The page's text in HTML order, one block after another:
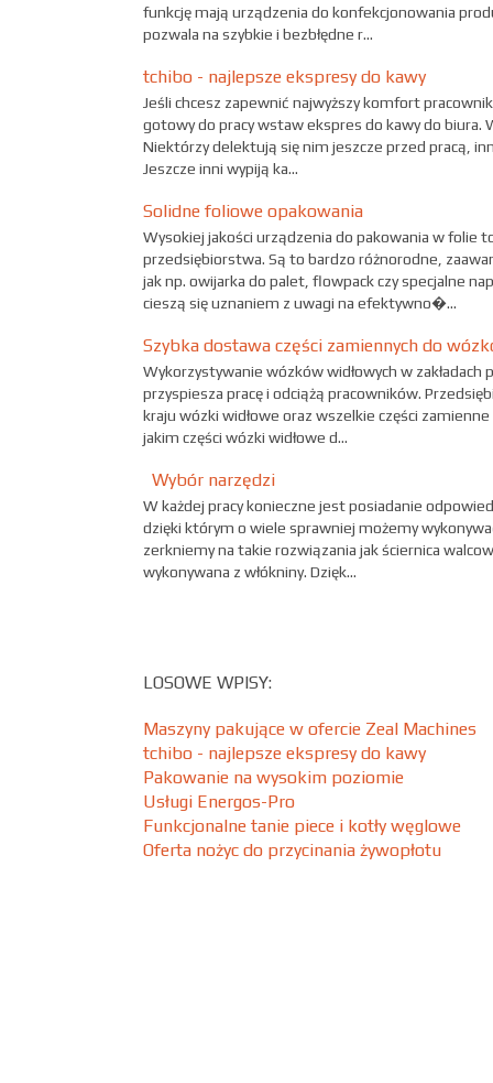
funkcję mają urządzenia do konfekcjonowania
pozwala na szybkie i bezbłędne r...
tchibo - najlepsze ekspresy do kawy
Jeśli chcesz zapewnić najwyższy komfort
gotowy do pracy wstaw ekspres do kawy do biura.
Niektórzy delektują się nim jeszcze przed pracą,
Jeszcze inni wypiją ka...
Solidne foliowe opakowania
Wysokiej jakości urządzenia do pakowania w folie
przedsiębiorstwa. Są to bardzo różnorodne,
jak np. owijarka do palet, flowpack czy specjalne
cieszą się uznaniem z uwagi na efektywno�...
Szybka dostawa części zamiennych do
Wykorzystywanie wózków widłowych w
przyspiesza pracę i odciążą pracowników.
kraju wózki widłowe oraz wszelkie części
jakim części wózki widłowe d...
Wybór narzędzi
W każdej pracy konieczne jest posiadanie
dzięki którym o wiele sprawniej możemy
zerkniemy na takie rozwiązania jak ściernica
wykonywana z włókniny. Dzięk...
LOSOWE WPISY:
Maszyny pakujące w ofercie Zeal Machines
tchibo - najlepsze ekspresy do kawy
Pakowanie na wysokim poziomie
Usługi Energos-Pro
Funkcjonalne tanie piece i kotły węglowe
Oferta nożyc do przycinania żywopłotu